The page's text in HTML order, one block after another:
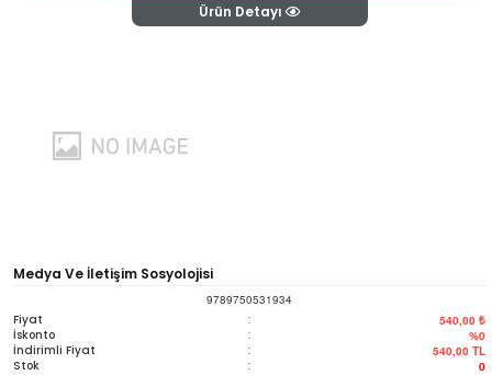
Ürün Detayı
Medya Ve İletişim Sosyolojisi
9789750531934
Fiyat : 540,00 ₺
İskonto : %0
İndirimli Fiyat : 540,00 TL
Stok : 0